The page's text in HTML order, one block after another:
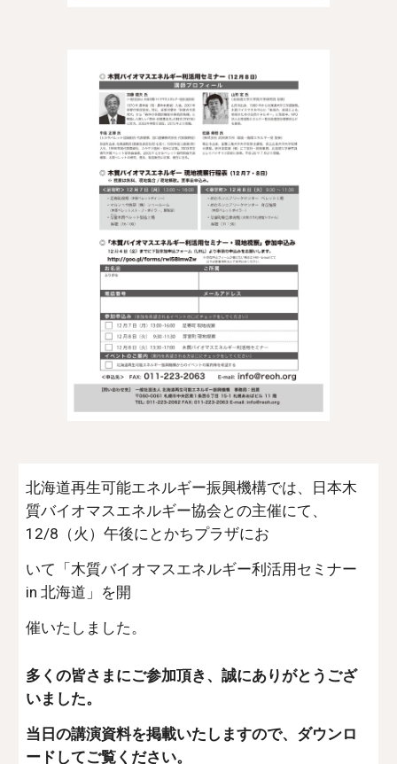
北海道再生可能エネルギー振興機構では、日本木
質バイオマスエネルギー協会との主催にて、
12/8（火）午後にとかちプラザにお
いて「木質バイオマスエネルギー利活用セミナー
in 北海道」を開
催いたしました。
多くの皆さまにご参加頂き、誠にありがとうござ
いました。
当日の講演資料を掲載いたしますので、ダウンロ
ードしてご覧ください。